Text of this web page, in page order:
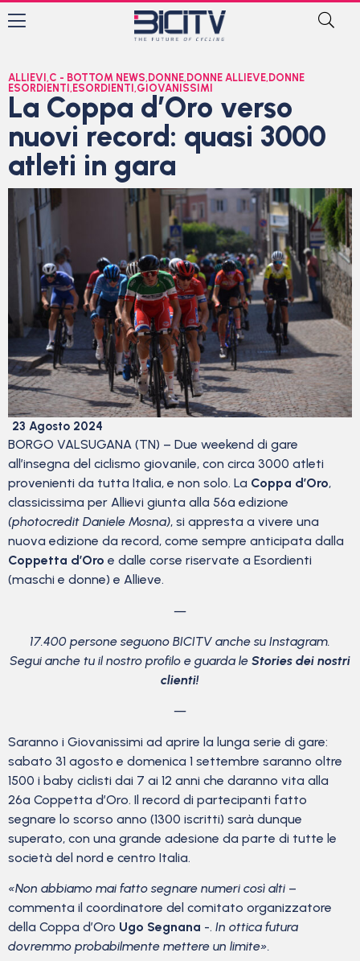
ALLIEVI ,C - BOTTOM NEWS, DONNE, DONNE ALLIEVE, DONNE
ESORDIENTI , ESORDIENTI ,GIOVANISSIMI
La Coppa d’Oro verso
nuovi record: quasi 3000
atleti in gara
23 Agosto 2024
BORGO VALSUGANA (TN) – Due weekend di gare
all’insegna del ciclismo giovanile, con circa 3000 atleti
provenienti da tutta Italia, e non solo. La Coppa d’Oro,
classicissima per Allievi giunta alla 56ª edizione
(photocredit Daniele Mosna), si appresta a vivere una
nuova edizione da record, come sempre anticipata dalla
Coppetta d’Oro e dalle corse riservate a Esordienti
(maschi e donne) e Allieve.
—
17.400 persone seguono BICITV anche su Instagram.
Segui anche tu il nostro profilo e guarda le Stories dei nostri
clienti!
—
Saranno i Giovanissimi ad aprire la lunga serie di gare:
sabato 31 agosto e domenica 1 settembre saranno oltre
1500 i baby ciclisti dai 7 ai 12 anni che daranno vita alla
26ª Coppetta d’Oro. Il record di partecipanti fatto
segnare lo scorso anno (1300 iscritti) sarà dunque
superato, con una grande adesione da parte di tutte le
società del nord e centro Italia.
«Non abbiamo mai fatto segnare numeri così alti –
commenta il coordinatore del comitato organizzatore
della Coppa d’Oro Ugo Segnana -. In ottica futura
dovremmo probabilmente mettere un limite».